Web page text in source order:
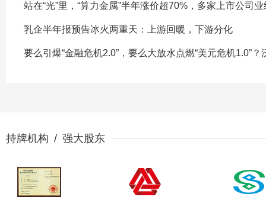
站在“光”里，“算力金属”半年涨价超70%，多家上市公司
乳企半年报预告冰火两重天：上游回暖，下游分化
要么引爆“金融危机2.0”，要么大放水点燃“美元危机1.0”
持牌机构 / 强大股东